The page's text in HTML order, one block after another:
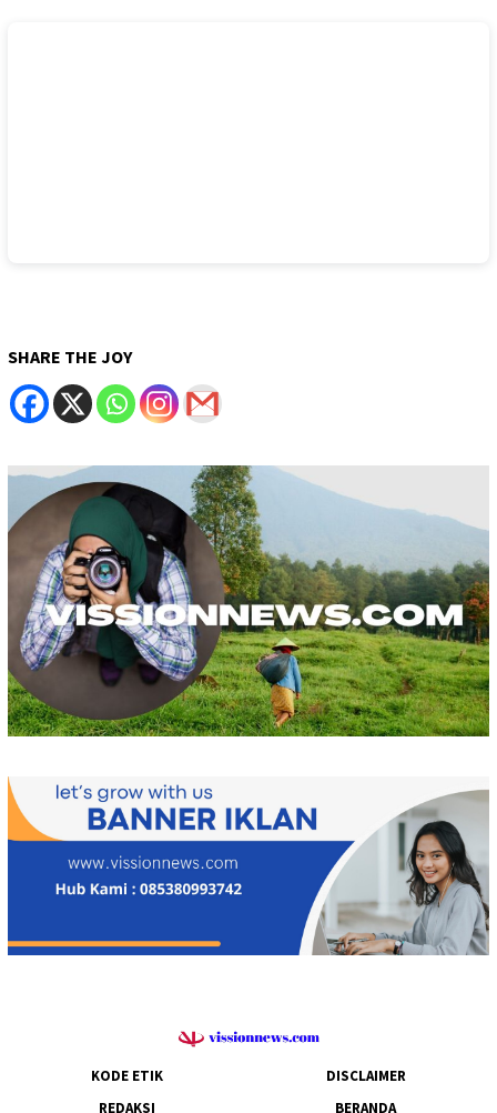
SHARE THE JOY
KODE ETIK
DISCLAIMER
REDAKSI
BERANDA